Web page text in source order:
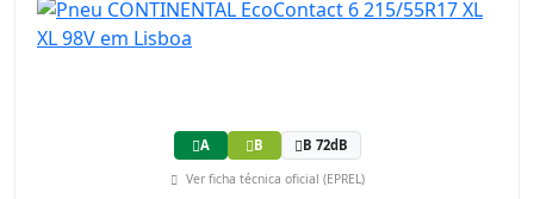
A B B 72dB
Ver ficha técnica oficial (EPREL)